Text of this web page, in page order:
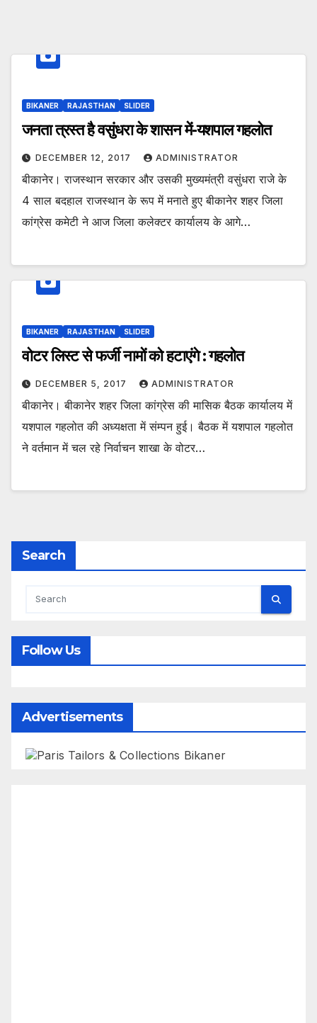
BIKANER RAJASTHAN SLIDER
जनता त्रस्त है वसुंधरा के शासन में-यशपाल गहलोत
DECEMBER 12, 2017 ADMINISTRATOR
बीकानेर। राजस्थान सरकार और उसकी मुख्यमंत्री वसुंधरा राजे के
4 साल बदहाल राजस्थान के रूप में मनाते हुए बीकानेर शहर जिला
कांग्रेस कमेटी ने आज जिला कलेक्टर कार्यालय के आगे…
BIKANER RAJASTHAN SLIDER
वोटर लिस्ट से फर्जी नामों को हटाएंगे : गहलोत
DECEMBER 5, 2017 ADMINISTRATOR
बीकानेर। बीकानेर शहर जिला कांग्रेस की मासिक बैठक कार्यालय में
यशपाल गहलोत की अध्यक्षता में संम्पन हुई। बैठक में यशपाल गहलोत
ने वर्तमान में चल रहे निर्वाचन शाखा के वोटर…
Search
Follow Us
Advertisements